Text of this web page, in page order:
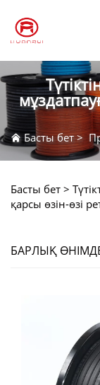
Басты бет>
Басты бет >
қарсы өзін-өзі
БАРЛЫҚ